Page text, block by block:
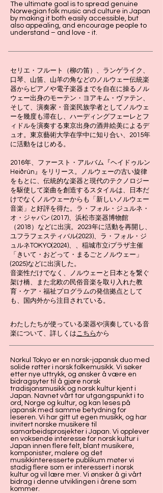
The ultimate goal is to spread genuine
Norwegian folk music and culture in Japan
by making it both easily accessible, but
also appealing, and encourage people to
understand – and love - it.
セリエ・フルート（柳の笛）、ランゲライク、
口琴、山笛、山羊の角などのノルウェー伝統楽
器からピアノや電子楽器までを自在に操るノル
ウェー出身のモーテン・ヨアキム・ヴァテン、
そして、演奏家・音楽民族学者としてノルウェ
ーを幾度も滞在し、ハーディングフェーレとフ
ィドルを演奏する東京出身の酒井絵美によるデ
ュオ。東京藝術大学在学中に知り合い、2015年
に活動をはじめる。
2016年、ファースト・アルバム『ヘイドゥルン
Heiðrún』をリリース。ノルウェーの古い旋律
をもとに、伝統的な楽器と現代のテクノロジー
を駆使して楽曲を創造するスタイルは、日本だ
けでなくノルウェーからも「新しいノルウェー
音楽」と好評を得た。ラ・フォル・ジュルネ・
オ・ジャパン (2017)、浜松市楽器博物館
（2018）などに出演。2023年に活動を再開し、
ユフラフェスティバル(2023)、ラ・フォル・ジ
ュルネTOKYO(2024)、、稲城市立iプラザ主催
「きいて・おどって・まるごとノルウェー」
(2025)などに出演した。
音楽性だけでなく、ノルウェーと日本とを繋ぐ
架け橋、また北欧の民俗音楽を取り入れた教
育・ケア・福祉プログラムの発信拠点として
も、国内外から注目されている。
​わたしたちが使っている楽器や演奏している音
楽について、詳しくはこちらから
Norkul Tokyo er en norsk-japansk duo med
solide røtter i norsk folkemusikk. Vi søker
etter nye uttrykk, og ønsker å være en
bidragsyter til å gjøre norsk
tradisjonsmusikk og norsk kultur kjent i
Japan. Navnet vårt tar utgangspunkt i to
ord, Norge og kultur, og kan leses på
japansk med samme betydning for
leseren. Vi har gitt ut egen musikk, og har
invitert norske musikere til
samarbeidsprosjekter i Japan. Vi opplever
en voksende interesse for norsk kultur i
Japan innen flere felt, blant musikere,
komponister, malere og det
musikkinteresserte publikum møter vi
stadig flere som er interessert i norsk
kultur og vil lære mer. Vi ønsker å gi vårt
bidrag i denne utviklingen i årene som
kommer.